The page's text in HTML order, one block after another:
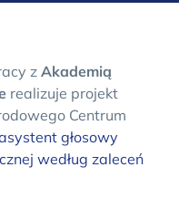
zAkademią
realizuje projekt
Centrum
głosowy
według zaleceń